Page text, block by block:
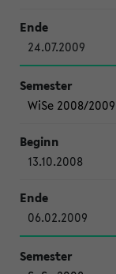
24.07.2009
WiSe 2008/2009
13.10.2008
06.02.2009